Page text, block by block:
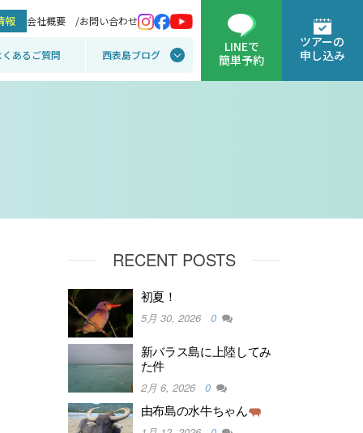
報 会社概要 /お問い合わせ
くあるご質問 西表島ブログ
ツアーの
申し込み
LINEで
簡単予約
RECENT POSTS
初夏！
5月 30, 2026 0
新バラス島に上陸してみ
た件
2月 6, 2026 0
由布島の水牛ちゃん